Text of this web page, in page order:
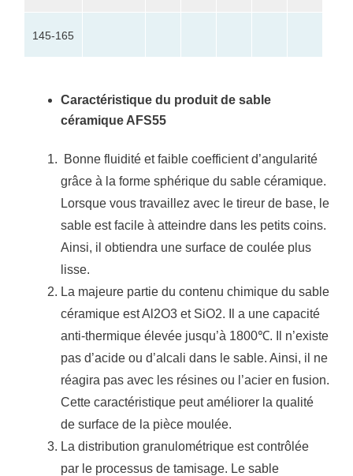
145-165
Caractéristique du produit de sable
céramique AFS55
Bonne fluidité et faible coefficient d’angularité
grâce à la forme sphérique du sable céramique.
Lorsque vous travaillez avec le tireur de base, le
sable est facile à atteindre dans les petits coins.
Ainsi, il obtiendra une surface de coulée plus
lisse.
La majeure partie du contenu chimique du sable
céramique est Al2O3 et SiO2.
Il a une capacité
anti-thermique élevée jusqu’à 1800℃.
Il n’existe
pas d’acide ou d’alcali dans le sable. Ainsi, il ne
réagira pas avec les résines ou l’acier en fusion.
Cette caractéristique peut améliorer la qualité
de surface de la pièce moulée.
La distribution granulométrique est contrôlée
par le processus de tamisage. Le sable